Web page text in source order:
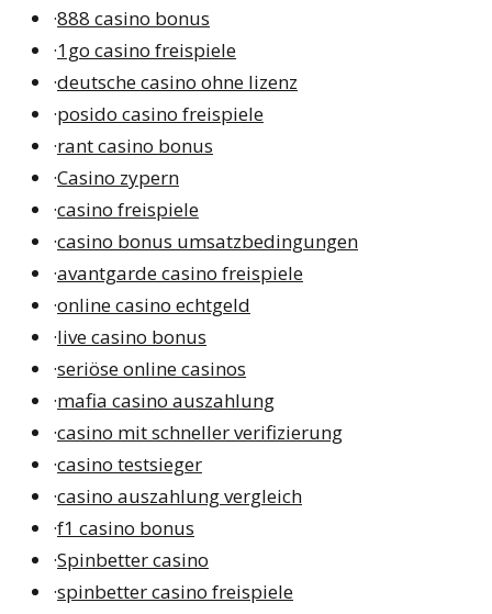
·888 casino bonus
·1go casino freispiele
·deutsche casino ohne lizenz
·posido casino freispiele
·rant casino bonus
·Casino zypern
·casino freispiele
·casino bonus umsatzbedingungen
·avantgarde casino freispiele
·online casino echtgeld
·live casino bonus
·seriöse online casinos
·mafia casino auszahlung
·casino mit schneller verifizierung
·casino testsieger
·casino auszahlung vergleich
·f1 casino bonus
·Spinbetter casino
·spinbetter casino freispiele